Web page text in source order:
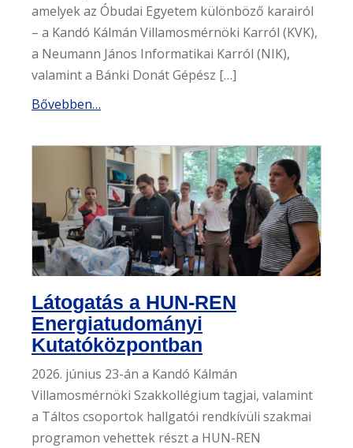
amelyek az Óbudai Egyetem különböző karairól
– a Kandó Kálmán Villamosmérnöki Karról (KVK),
a Neumann János Informatikai Karról (NIK),
valamint a Bánki Donát Gépész […]
Bővebben…
Látogatás a HUN-REN
Energiatudományi
Kutatóközpontban
2026. június 23-án a Kandó Kálmán
Villamosmérnöki Szakkollégium tagjai, valamint
a Táltos csoportok hallgatói rendkívüli szakmai
programon vehettek részt a HUN-REN